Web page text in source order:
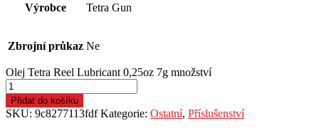
Výrobce Tetra Gun
Zbrojní průkaz Ne
Olej Tetra Reel Lubricant 0,25oz 7g množství
Přidat do košíku
SKU: 9c8277113fdf Kategorie: Ostatní, Příslušenství